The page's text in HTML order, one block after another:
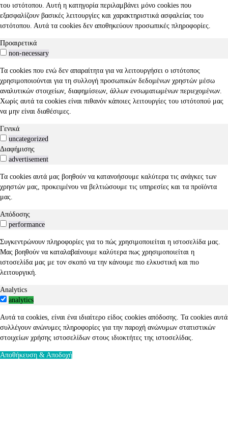
του ιστότοπου. Αυτή η κατηγορία περιλαμβάνει μόνο cookies που
εξασφαλίζουν βασικές λειτουργίες και χαρακτηριστικά ασφαλείας του
ιστότοπου. Αυτά τα cookies δεν αποθηκεύουν προσωπικές πληροφορίες.
Προαιρετικά
non-necessary
Τα cookies που ενώ δεν απαραίτητα για να λειτουργήσει ο ιστότοπος
χρησιμοποιούνται για τη συλλογή προσωπικών δεδομένων χρηστών μέσω
αναλυτικών στοιχείων, διαφημίσεων, άλλων ενσωματωμένων περιεχομένων.
Χωρίς αυτά τα cookies είναι πιθανόν κάποιες λειτουργίες του ιστότοπού μας
να μην είναι διαθέσιμες.
Γενικά
uncategorized
Διαφήμισης
advertisement
Τα cookies αυτά μας βοηθούν να κατανοήσουμε καλύτερα τις ανάγκες των
χρηστών μας, προκειμένου να βελτιώσουμε τις υπηρεσίες και τα προϊόντα
μας.
Απόδοσης
performance
Συγκεντρώνουν πληροφορίες για το πώς χρησιμοποιείται η ιστοσελίδα μας.
Μας βοηθούν να καταλαβαίνουμε καλύτερα πως χρησιμοποιείται η
ιστοσελίδα μας με τον σκοπό να την κάνουμε πιο ελκυστική και πιο
λειτουργική.
Analytics
analytics
Αυτά τα cookies, είναι ένα ιδιαίτερο είδος cookies απόδοσης. Τα cookies αυτά
συλλέγουν ανώνυμες πληροφορίες για την παροχή ανώνυμων στατιστικών
στοιχείων χρήσης ιστοσελίδων στους ιδιοκτήτες της ιστοσελίδας.
Αποθήκευση & Αποδοχή